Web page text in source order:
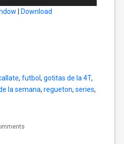
| Download
, futbol , gotitas de la 4T,
la semana, regueton, series,